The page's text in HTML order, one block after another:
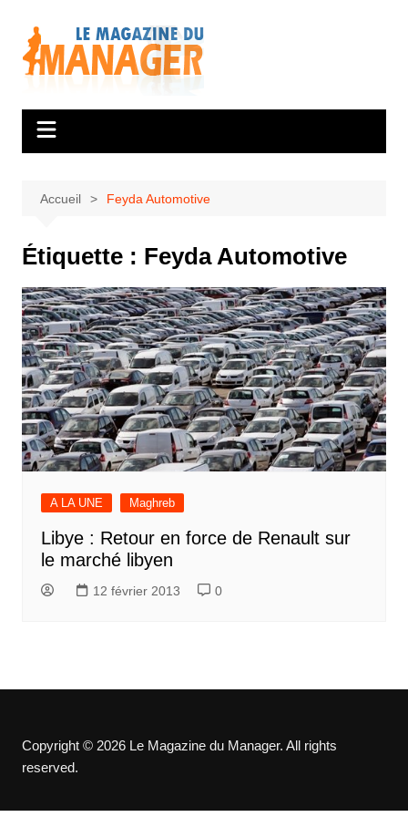
contenu
Accueil Feyda Automotive
Étiquette : Feyda Automotive
A LA UNE Maghreb
Libye : Retour en force de Renault sur
le marché libyen
12 février 2013 0
Copyright © 2026 Le Magazine du Manager. All rights
reserved.